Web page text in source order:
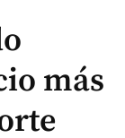
más